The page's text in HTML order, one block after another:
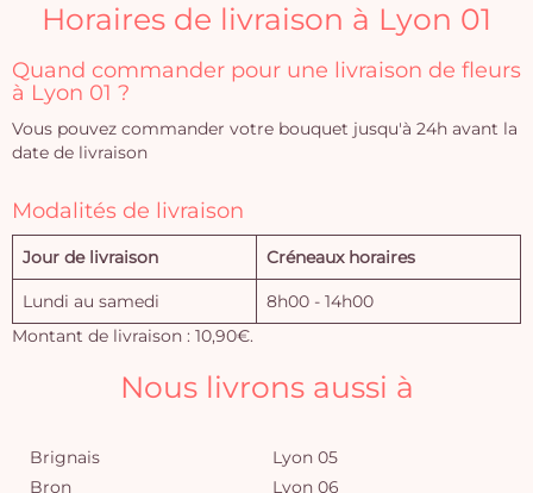
Horaires de livraison à Lyon 01
Quand commander pour une livraison de fleurs
à Lyon 01 ?
Vous pouvez commander votre bouquet jusqu'à 24h avant la
date de livraison
Modalités de livraison
Jour de livraison Créneaux horaires
Lundi au samedi
8h00 - 14h00
Montant de livraison : 10,90€.
Nous livrons aussi à
Brignais
Bron
Lyon 05
Lyon 06